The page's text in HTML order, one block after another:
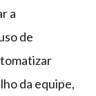
a
de
da equipe,